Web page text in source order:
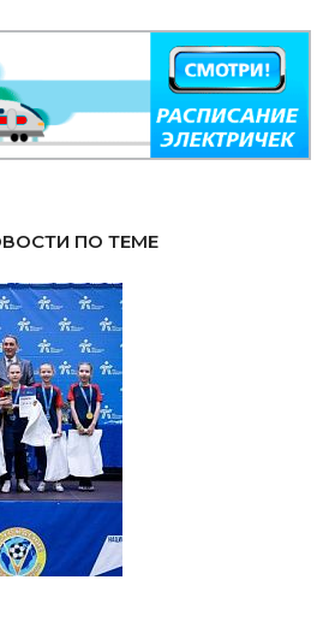
ПО ТЕМЕ